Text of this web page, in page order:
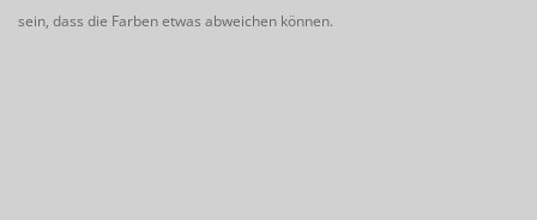
sein, dass die Farben etwas abweichen können.